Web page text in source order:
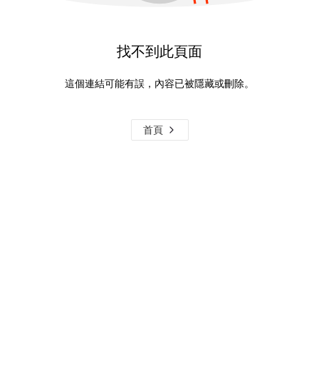
找不到此頁面
這個連結可能有誤，內容已被隱藏或刪除。
首頁